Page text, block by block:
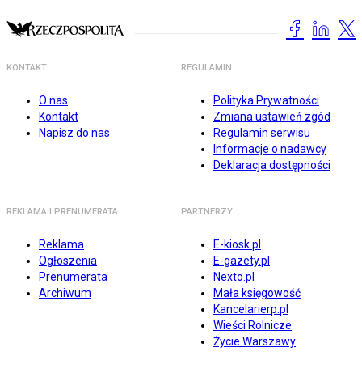
KONTAKT
O nas
Kontakt
Napisz do nas
REGULAMIN
Polityka Prywatności
Zmiana ustawień zgód
Regulamin serwisu
Informacje o nadawcy
Deklaracja dostępności
REKLAMA I PRENUMERATA
Reklama
Ogłoszenia
Prenumerata
Archiwum
PARTNERZY
E-kiosk.pl
E-gazety.pl
Nexto.pl
Mała księgowość
Kancelarierp.pl
Wieści Rolnicze
Życie Warszawy